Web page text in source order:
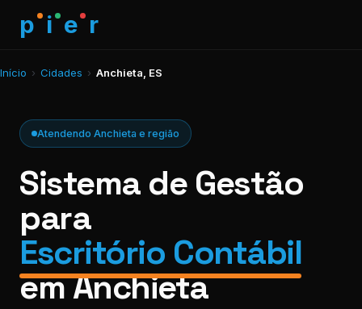
p i e r
Início › Cidades › Anchieta, ES
Atendendo Anchieta e região
Sistema de Gestão
para
Escritório Contábil
em Anchieta